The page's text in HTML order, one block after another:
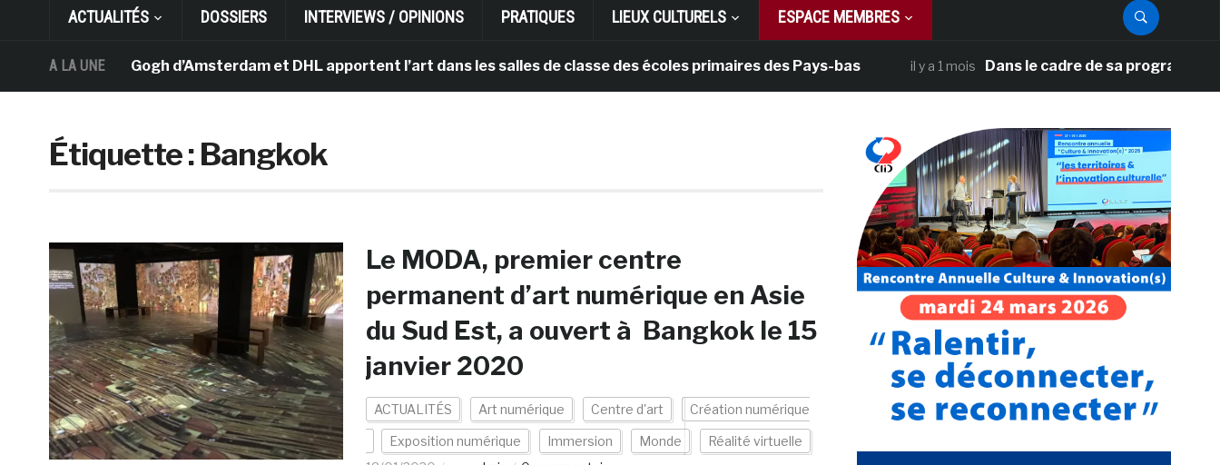
ACTUALITÉS DOSSIERS INTERVIEWS / OPINIONS PRATIQUES LIEUX CULTURELS ESPACE MEMBRES
A LA UNE
musée Van Gogh d’Amsterdam et DHL apportent l’art dans les salles de classe des écoles primaires des Pays-bas il y a 1 mois Dans le cadre de sa programmation
Étiquette :Bangkok
Le MODA, premier centre
permanent d’art numérique en Asie
du Sud Est, a ouvert à Bangkok le 15
janvier 2020
ACTUALITÉS Art numérique Centre d'art Création numérique
Exposition numérique Immersion Monde
Réalité virtuelle